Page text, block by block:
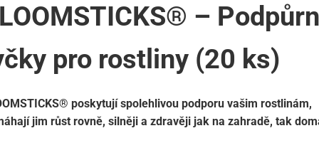
–
pro rostliny (20 ks)
poskytují spolehlivou podporu vašim rostlinám,
jim růst rovně, silněji a zdravěji jak na zahradě, tak